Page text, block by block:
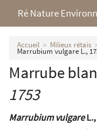
Ré Nature
L’association
Milieux rétais
Nos parutions
Accueil Milieux rétais
Marrubium vulgare L.,
Marrube
1753
Marrubium vulgareL.,